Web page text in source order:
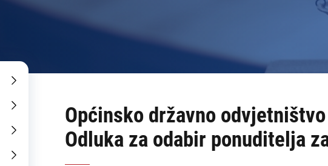
Kontakti
Izbornik
na
naslovnoj
DORH
USKOK
Općinsko državno
Odluka za odabir ponuditelja